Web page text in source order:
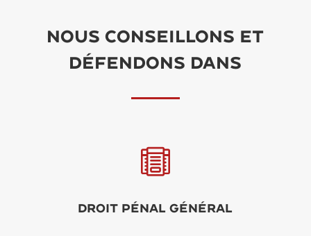
Nous conseillons et
défendons dans

Droit pénal général